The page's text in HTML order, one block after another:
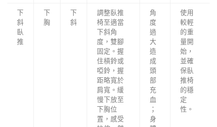
下
斜
臥
推
下
胸
下
斜
調整臥推
椅至適當
下斜角
度，雙腳
固定。握
住槓鈴或
啞鈴，握
距略寬於
肩寬。緩
慢下放至
下胸位
置，感受
角
度
過
大
造
成
頭
部
充
血
；
身
使用
較輕
的重
量開
始，
並確
保臥
推椅
的穩
定
性。